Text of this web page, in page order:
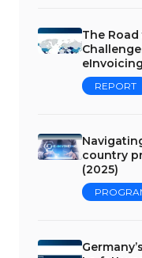
The
REPORT
country
(2025)